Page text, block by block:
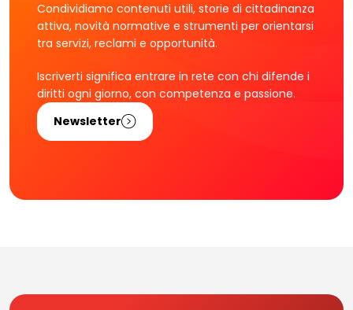
Condividiamo contenuti utili, storie di cittadinanza
attiva, novità normative e strumenti per orientarsi
tra servizi, reclami e opportunità.
Iscriverti significa entrare in rete con chi difende i
diritti ogni giorno, con competenza e passione.
Newsletter